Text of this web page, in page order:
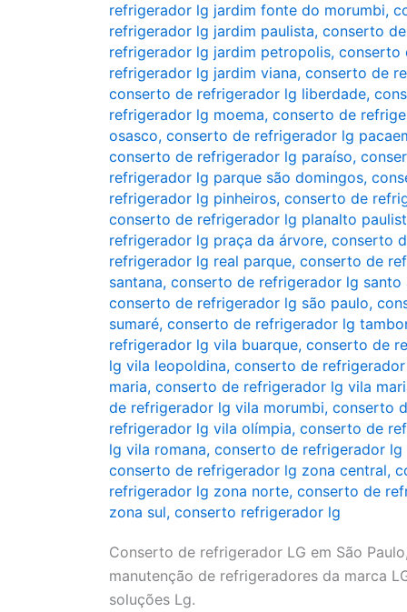
refrigerador lg jardim fonte do morumbi,
refrigerador lg jardim paulista, conserto
refrigerador lg jardim petropolis, conserto
refrigerador lg jardim viana, conserto de
conserto de refrigerador lg liberdade,
refrigerador lg moema, conserto de
osasco, conserto de refrigerador lg
conserto de refrigerador lg paraíso,
refrigerador lg parque são domingos,
refrigerador lg pinheiros, conserto de
conserto de refrigerador lg planalto
refrigerador lg praça da árvore, conserto
refrigerador lg real parque, conserto de
santana, conserto de refrigerador lg santo
conserto de refrigerador lg são paulo,
sumaré, conserto de refrigerador lg
refrigerador lg vila buarque, conserto de
lg vila leopoldina, conserto de
maria, conserto de refrigerador lg vila
de refrigerador lg vila morumbi, conserto
refrigerador lg vila olímpia, conserto de
lg vila romana, conserto de refrigerador lg
conserto de refrigerador lg zona central,
refrigerador lg zona norte, conserto de
zona sul, conserto refrigerador lg
Conserto de refrigerador LG em São
manutenção de refrigeradores da marca
soluções Lg.